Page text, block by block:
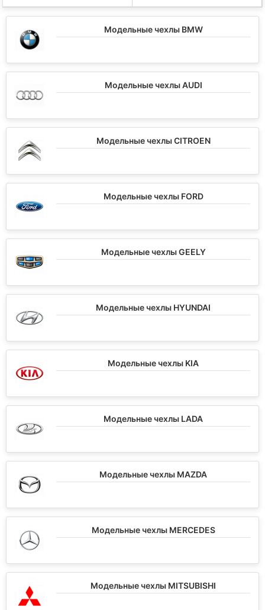
Модельные чехлы BMW
Модельные чехлы AUDI
Модельные чехлы CITROEN
Модельные чехлы FORD
Модельные чехлы GEELY
Модельные чехлы HYUNDAI
Модельные чехлы KIA
Модельные чехлы LADA
Модельные чехлы MAZDA
Модельные чехлы MERCEDES
Модельные чехлы MITSUBISHI